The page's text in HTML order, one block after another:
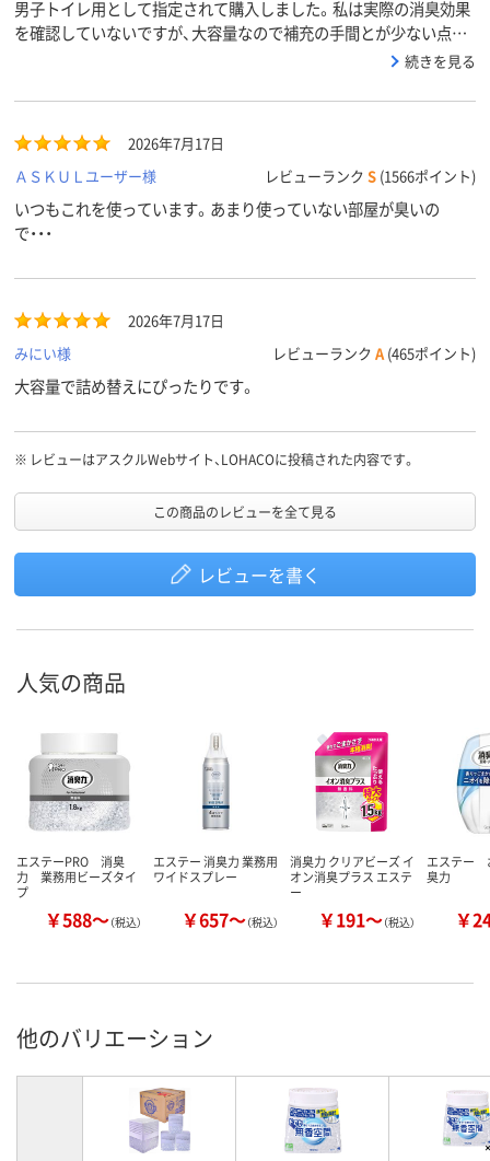
男子トイレ用として指定されて購入しました。私は実際の消臭効果
を確認していないですが、大容量なので補充の手間とが少ない点は
続きを見る
2026年7月17日
ＡＳＫＵＬユーザー様
レビューランク S (1566ポイント)
いつもこれを使っています。あまり使っていない部屋が臭いの
で・・・
2026年7月17日
みにい様
レビューランク A (465ポイント)
大容量で詰め替えにぴったりです。
※ レビューはアスクルWebサイト、LOHACOに投稿された内容です。
この商品のレビューを全て見る
レビューを書く
人気の商品
エステーPRO 消臭
力 業務用ビーズタイ
プ
￥588～（税込）
エステー 消臭力 業務用
ワイドスプレー
￥657～（税込）
消臭力 クリアビーズ イ
オン消臭プラス エステ
ー
￥191～（税込）
エステー
臭力
￥
他のバリエーション